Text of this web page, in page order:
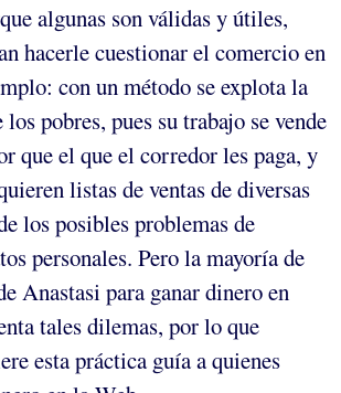
algunas son válidas y útiles,
hacerle cuestionar el comercio en
con un método se explota la
pobres, pues su trabajo se vende
que el que el corredor les paga, y
listas de ventas de diversas
los posibles problemas de
personales. Pero la mayoría de
Anastasi para ganar dinero en
tales dilemas, por lo que
esta práctica guía a quienes